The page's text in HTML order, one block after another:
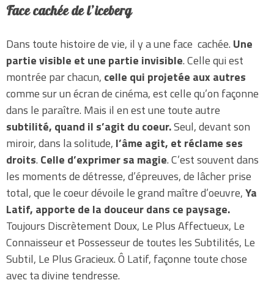
Face cachée de l’iceberg
Dans toute histoire de vie, il y a une face cachée. Une
partie visible et une partie invisible. Celle qui est
montrée par chacun, celle qui projetée aux autres
comme sur un écran de cinéma, est celle qu’on façonne
dans le paraître. Mais il en est une toute autre
subtilité, quand il s’agit du coeur.Seul, devant son
miroir, dans la solitude, l’âme agit, et réclame ses
droits. Celle d’exprimer sa magie. C’est souvent dans
les moments de détresse, d’épreuves, de lâcher prise
total, que le coeur dévoile le grand maître d’oeuvre,Ya
Latif, apporte de la douceur dans ce paysage.
Toujours Discrètement Doux, Le Plus Affectueux, Le
Connaisseur et Possesseur de toutes les Subtilités, Le
Subtil, Le Plus Gracieux. Ô Latif, façonne toute chose
avec ta divine tendresse.